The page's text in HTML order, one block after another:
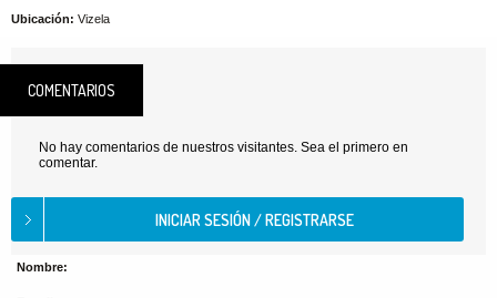
Ubicación: Vizela
COMENTARIOS
No hay comentarios de nuestros visitantes. Sea el primero en
comentar.
Nombre: